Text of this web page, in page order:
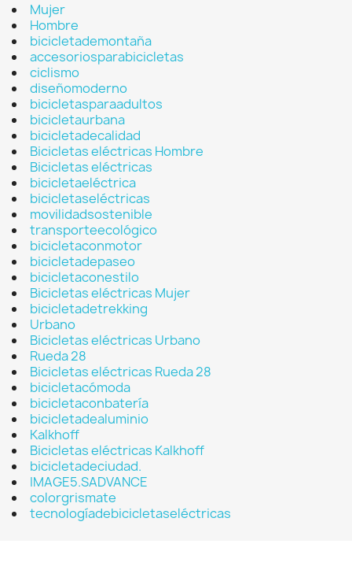
Mujer
Hombre
bicicletademontaña
accesoriosparabicicletas
ciclismo
diseñomoderno
bicicletasparaadultos
bicicletaurbana
bicicletadecalidad
Bicicletas eléctricas Hombre
Bicicletas eléctricas
bicicletaeléctrica
bicicletaseléctricas
movilidadsostenible
transporteecológico
bicicletaconmotor
bicicletadepaseo
bicicletaconestilo
Bicicletas eléctricas Mujer
bicicletadetrekking
Urbano
Bicicletas eléctricas Urbano
Rueda 28
Bicicletas eléctricas Rueda 28
bicicletacómoda
bicicletaconbatería
bicicletadealuminio
Kalkhoff
Bicicletas eléctricas Kalkhoff
bicicletadeciudad.
IMAGE5.SADVANCE
colorgrismate
tecnologíadebicicletaseléctricas